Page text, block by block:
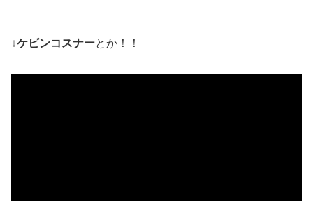
↓ケビンコスナーとか！！